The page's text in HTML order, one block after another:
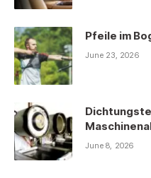
Pfeile im
June 23, 2026
June 8, 2026